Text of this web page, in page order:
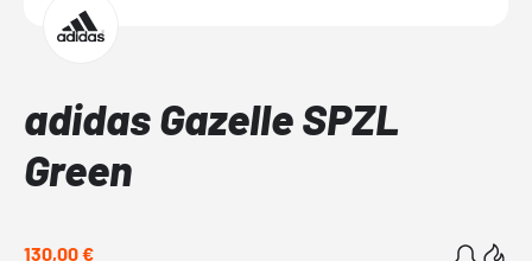
adidas Gazelle SPZL
Green
130,00 €